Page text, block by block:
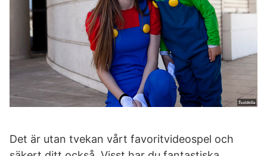
Det är utan tvekan vårt favoritvideospel och